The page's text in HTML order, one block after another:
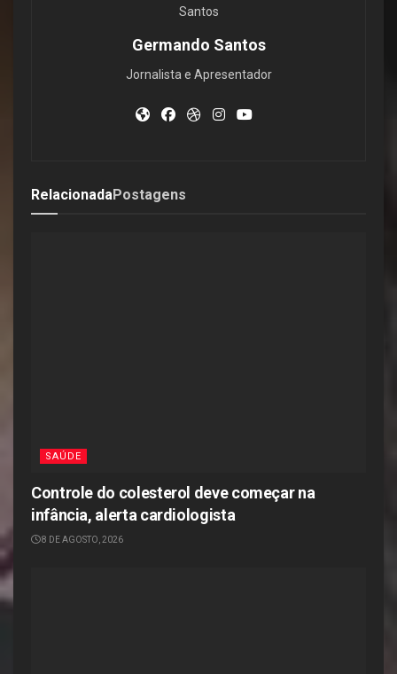
Germando Santos
Jornalista e Apresentador
RelacionadaPostagens
SAÚDE
Controle do colesterol deve começar na
infância, alerta cardiologista
8 DE AGOSTO, 2026